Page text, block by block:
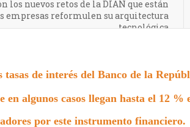
los nuevos retos de la DIAN que están
empresas reformulen su arquitectura
tecnológica
tasas de interés del Banco de la
en algunos casos llegan hasta el 12
por este instrumento financiero.